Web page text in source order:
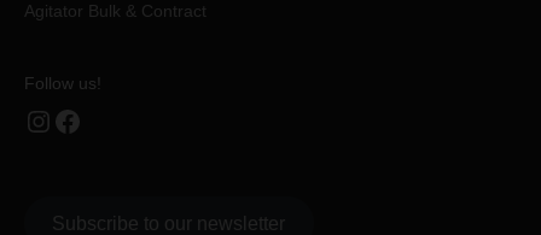
Agitator Bulk & Contract
Follow us!
Instagram Facebook
Subscribe to our newsletter